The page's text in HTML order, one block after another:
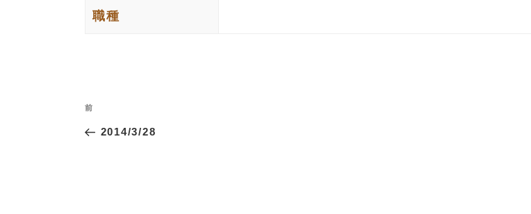
職種
投
稿
過
去
前
2014/3/28